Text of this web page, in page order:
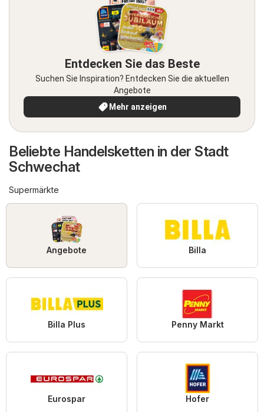
Entdecken Sie das Beste
Suchen Sie Inspiration? Entdecken Sie die aktuellen
Angebote
Mehr anzeigen
Beliebte Handelsketten in der Stadt
Schwechat
Supermärkte
Angebote Billa
Billa Plus Penny Markt
Eurospar Hofer